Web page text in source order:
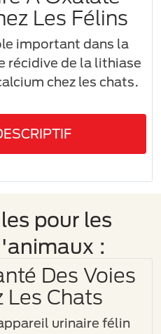
Les Félins
important dans la
récidive de la lithiase
chez les chats.
pour les
:
Des Voies
Les Chats
urinaire félin